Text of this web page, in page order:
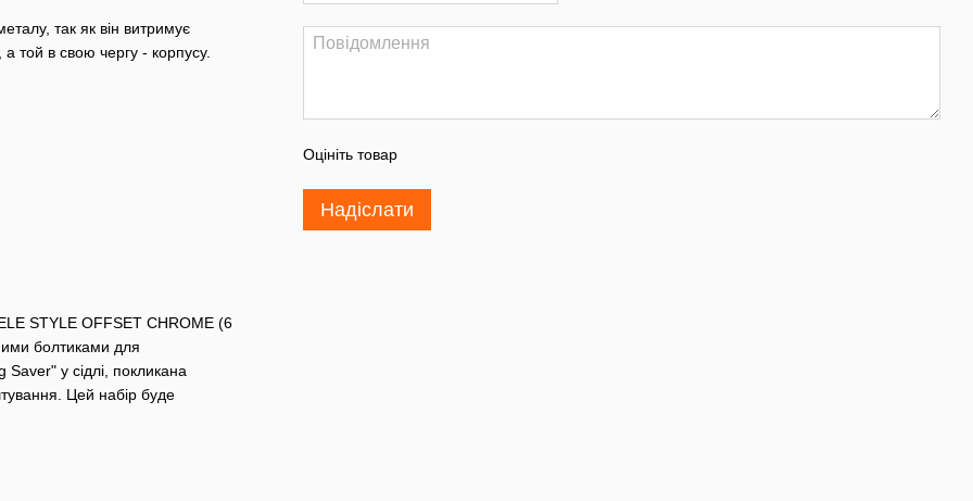
так як він витримує
той в свою чергу - корпусу.
STYLE OFFSET CHROME (6
болтиками для
у сідлі, покликана
Цей набір буде
Оцініть товар
Надіслати